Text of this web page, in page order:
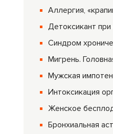
Аллергия,
Детоксикант
Синдром
Мигрень.
Мужская
Интоксикация
Женское
Бронхиальная